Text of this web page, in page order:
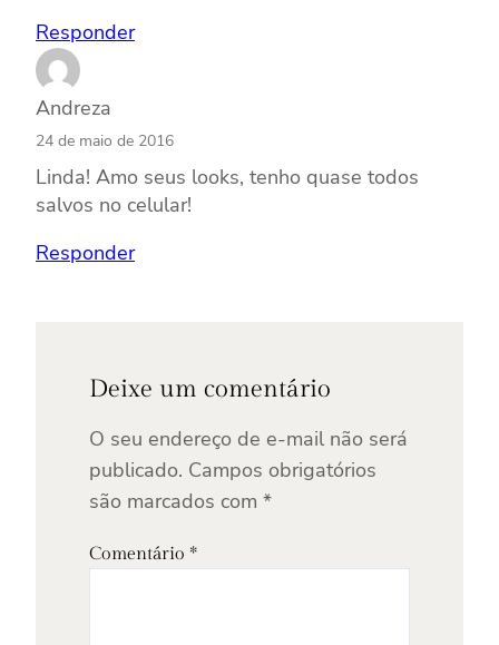
Responder
Andreza
24 de maio de 2016
Linda! Amo seus looks, tenho quase todos
salvos no celular!
Responder
Deixe um comentário
O seu endereço de e-mail não será
publicado. Campos obrigatórios
são marcados com *
Comentário *